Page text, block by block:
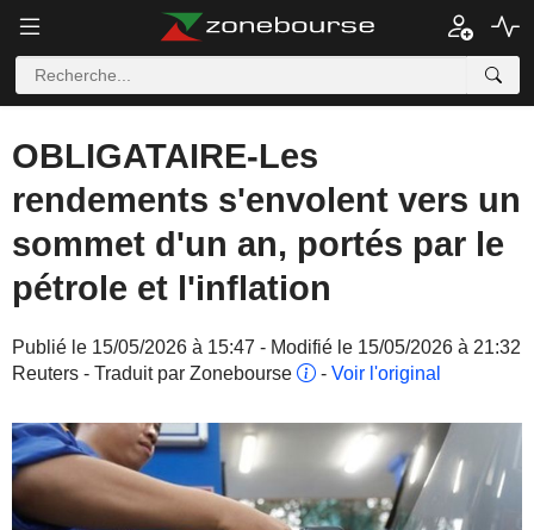
OBLIGATAIRE-Les
rendements s'envolent vers un
sommet d'un an, portés par le
pétrole et l'inflation
Publié le 15/05/2026 à 15:47 - Modifié le 15/05/2026 à 21:32
Reuters - Traduit par Zonebourse
- Voir l'original